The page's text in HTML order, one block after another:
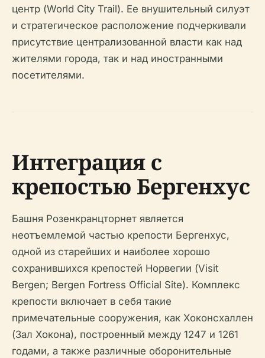
центр (World City Trail). Ее внушительный силуэт
и стратегическое расположение подчеркивали
присутствие централизованной власти как над
жителями города, так и над иностранными
посетителями.
Интеграция с
крепостью Бергенхус
Башня Розенкранцторнет является
неотъемлемой частью крепости Бергенхус,
одной из старейших и наиболее хорошо
сохранившихся крепостей Норвегии (Visit
Bergen; Bergen Fortress Official Site). Комплекс
крепости включает в себя такие
примечательные сооружения, как Хоконсхаллен
(Зал Хокона), построенный между 1247 и 1261
годами, а также различные оборонительные